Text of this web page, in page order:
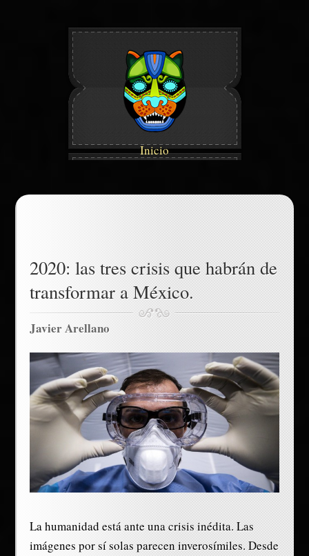
Inicio
2020: las tres crisis que habrán de
transformar a México.
Javier Arellano
La humanidad está ante una crisis inédita. Las
imágenes por sí solas parecen inverosímiles. Desde